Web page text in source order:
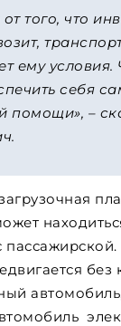
того, что
ему условия.
себя
помощи», –
без